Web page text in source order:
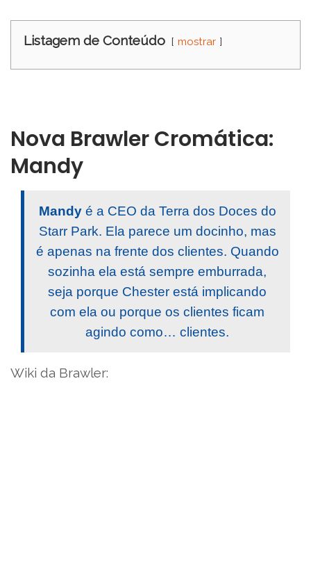
Listagem de Conteúdo mostrar
Nova Brawler Cromática:
Mandy
Mandyé a CEO da Terra dos Doces do
Starr Park. Ela parece um docinho, mas
é apenas na frente dos clientes. Quando
sozinha ela está sempre emburrada,
seja porque Chester está implicando
com ela ou porque os clientes ficam
agindo como… clientes.
Wiki da Brawler: